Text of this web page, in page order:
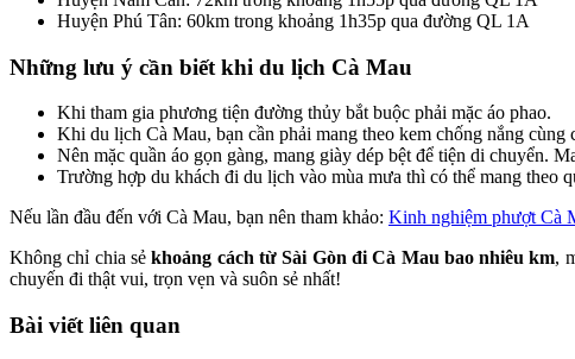
Huyện Phú Tân: 60km trong khoảng 1h35p qua đường QL 1A
Những lưu ý cần biết khi du lịch Cà Mau
Khi tham gia phương tiện đường thủy bắt buộc phải mặc áo phao.
Khi du lịch Cà Mau, bạn cần phải mang theo kem chống nắng
Nên mặc quần áo gọn gàng, mang giày dép bệt để tiện di chuyển.
Trường hợp du khách đi du lịch vào mùa mưa thì có thể mang
Nếu lần đầu đến với Cà Mau, bạn nên tham khảo: Kinh nghiệm phượt Cà
Không chỉ chia sẻkhoảng cách từ Sài Gòn đi Cà Mau bao nhiêu km,
chuyến đi thật vui, trọn vẹn và suôn sẻ nhất!
Bài viết liên quan